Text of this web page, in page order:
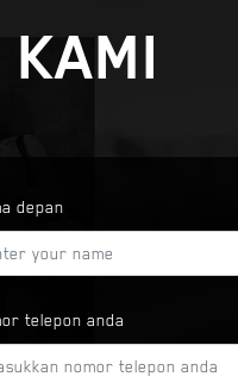
KAMI
depan
telepon anda